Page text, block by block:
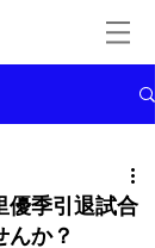
優季引退試合
んか？